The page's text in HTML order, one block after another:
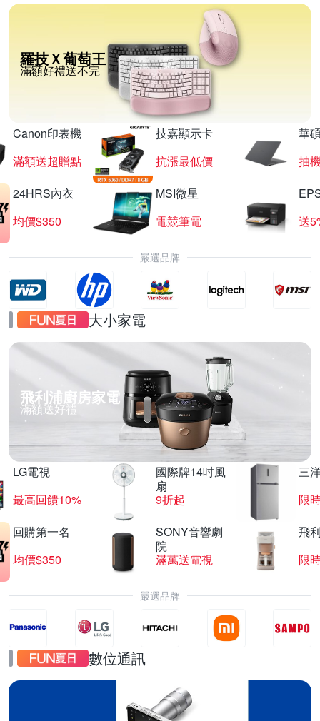
羅技Ｘ葡萄王
滿額好禮送不完
Canon印表機
滿額送超贈點
技嘉顯示卡
抗漲最低價
華
抽
24HRS內衣
均價$350
MSI微星
電競筆電
送
嚴選品牌
大小家電
飛利浦廚房家電
滿額送好禮
LG電視
最高回饋10%
國際牌14吋風
扇
9折起
三
限
回購第一名
均價$350
SONY音響劇
院
滿萬送電視
飛
限
嚴選品牌
數位通訊